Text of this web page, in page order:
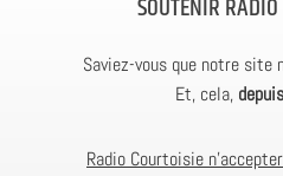
SOUTENIR
Saviez-vous que notre site
Et, cela,
Radio Courtoisie